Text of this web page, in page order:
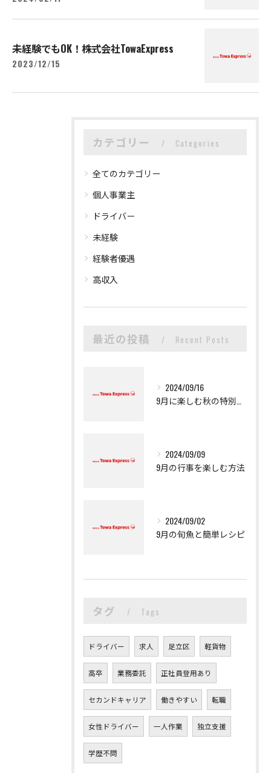
未経験でもOK！株式会社TowaExpress
2023/12/15
カテゴリー Categories
全てのカテゴリー
個人事業主
ドライバー
未経験
経験者優遇
高収入
最近の投稿 Recent Posts
2024/09/16
2024/09/09
9月の行事を楽しむ方法
2024/09/02
9月の旬魚と簡単レシピ
タグ Tags
ドライバー 求人 足立区 軽貨物
高卒 業務委託 正社員登用あり
セカンドキャリア 働きやすい 転職
女性ドライバー 一人作業 独立支援
学歴不問